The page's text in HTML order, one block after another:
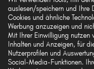
Die hier dargestellten Daten,
vervielfältigt werden. Die
Datenbank ohne vorherige
Einbeziehung Dritter in solche
unautorisierte Nutzung von
und kann rechtliche Schritte nach
auslesen/speichern und Ihre
Cookies und ähnliche
Werbung anzuzeigen und
Mit Ihrer Einwilligung nutzen
Inhalten und Anzeigen, für
Nutzerprofilen und
Social-Media-Funktionen.